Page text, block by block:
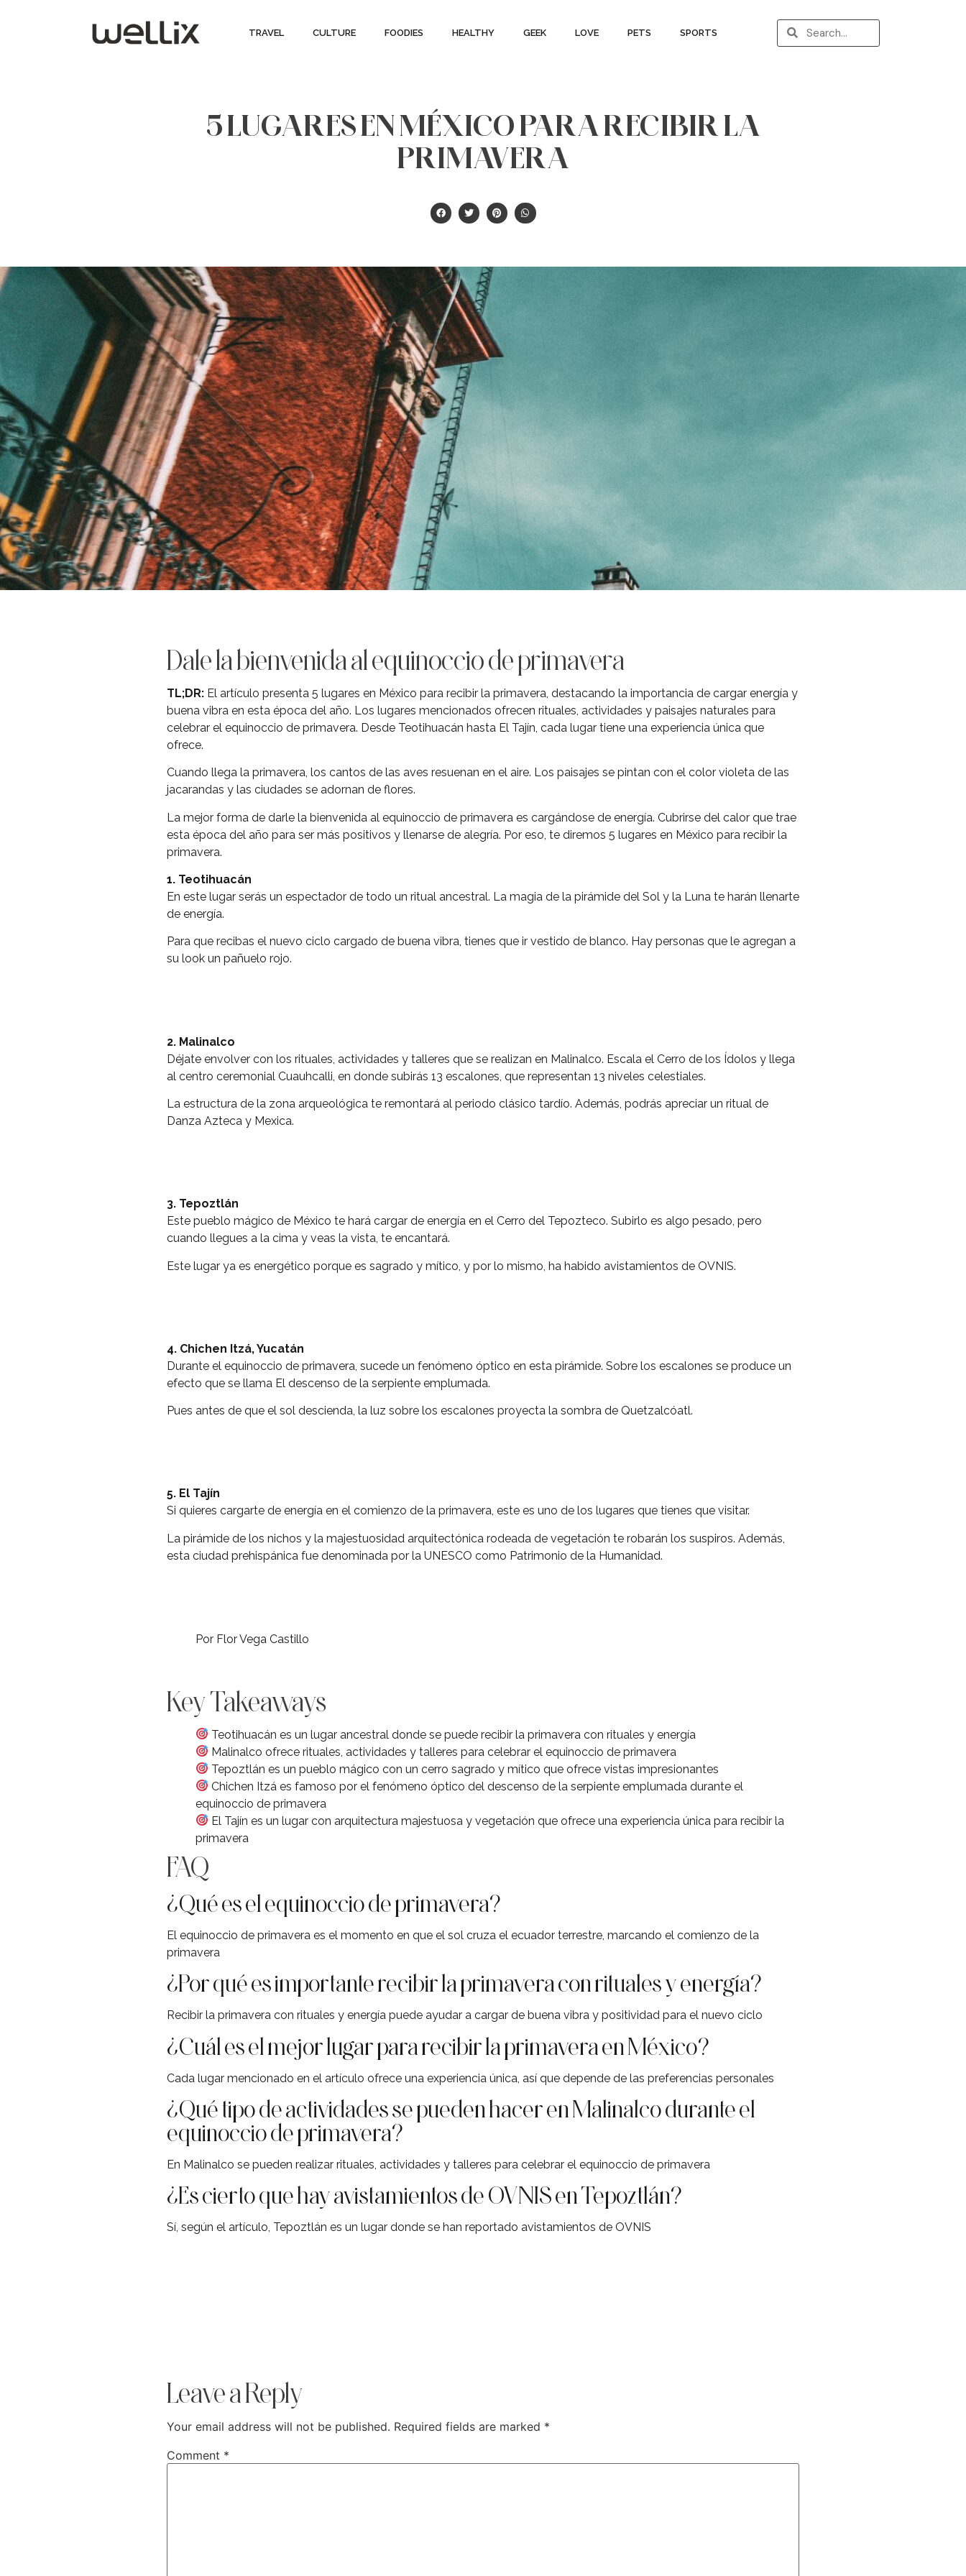
TRAVEL CULTURE FOODIES HEALTHY GEEK LOVE PETS SPORTS
5 LUGARES EN MÉXICO PARA RECIBIR LA
PRIMAVERA
Dale la bienvenida al equinoccio de primavera
TL;DR: El artículo presenta 5 lugares en México para recibir la primavera, destacando la importancia de cargar energía y
buena vibra en esta época del año. Los lugares mencionados ofrecen rituales, actividades y paisajes naturales para
celebrar el equinoccio de primavera. Desde Teotihuacán hasta El Tajín, cada lugar tiene una experiencia única que
ofrece.
Cuando llega la primavera, los cantos de las aves resuenan en el aire. Los paisajes se pintan con el color violeta de las
jacarandas y las ciudades se adornan de flores.
La mejor forma de darle la bienvenida al equinoccio de primavera es cargándose de energía. Cubrirse del calor que trae
esta época del año para ser más positivos y llenarse de alegría. Por eso, te diremos 5 lugares en México para recibir la
primavera.
1. Teotihuacán
En este lugar serás un espectador de todo un ritual ancestral. La magia de la pirámide del Sol y la Luna te harán llenarte
de energía.
Para que recibas el nuevo ciclo cargado de buena vibra, tienes que ir vestido de blanco. Hay personas que le agregan a
su look un pañuelo rojo.
2. Malinalco
Déjate envolver con los rituales, actividades y talleres que se realizan en Malinalco. Escala el Cerro de los Ídolos y llega
al centro ceremonial Cuauhcalli, en donde subirás 13 escalones, que representan 13 niveles celestiales.
La estructura de la zona arqueológica te remontará al periodo clásico tardío. Además, podrás apreciar un ritual de
Danza Azteca y Mexica.
3. Tepoztlán
Este pueblo mágico de México te hará cargar de energía en el Cerro del Tepozteco. Subirlo es algo pesado, pero
cuando llegues a la cima y veas la vista, te encantará.
Este lugar ya es energético porque es sagrado y mítico, y por lo mismo, ha habido avistamientos de OVNIS.
4. Chichen Itzá, Yucatán
Durante el equinoccio de primavera, sucede un fenómeno óptico en esta pirámide. Sobre los escalones se produce un
efecto que se llama El descenso de la serpiente emplumada.
Pues antes de que el sol descienda, la luz sobre los escalones proyecta la sombra de Quetzalcóatl.
5. El Tajín
Si quieres cargarte de energía en el comienzo de la primavera, este es uno de los lugares que tienes que visitar.
La pirámide de los nichos y la majestuosidad arquitectónica rodeada de vegetación te robarán los suspiros. Además,
esta ciudad prehispánica fue denominada por la UNESCO como Patrimonio de la Humanidad.
Por Flor Vega Castillo
Key Takeaways
Teotihuacán es un lugar ancestral donde se puede recibir la primavera con rituales y energía
Malinalco ofrece rituales, actividades y talleres para celebrar el equinoccio de primavera
Tepoztlán es un pueblo mágico con un cerro sagrado y mítico que ofrece vistas impresionantes
Chichen Itzá es famoso por el fenómeno óptico del descenso de la serpiente emplumada durante el
equinoccio de primavera
El Tajín es un lugar con arquitectura majestuosa y vegetación que ofrece una experiencia única para recibir la
primavera
FAQ
¿Qué es el equinoccio de primavera?
El equinoccio de primavera es el momento en que el sol cruza el ecuador terrestre, marcando el comienzo de la
primavera
¿Por qué es importante recibir la primavera con rituales y energía?
Recibir la primavera con rituales y energía puede ayudar a cargar de buena vibra y positividad para el nuevo ciclo
¿Cuál es el mejor lugar para recibir la primavera en México?
Cada lugar mencionado en el artículo ofrece una experiencia única, así que depende de las preferencias personales
¿Qué tipo de actividades se pueden hacer en Malinalco durante el
equinoccio de primavera?
En Malinalco se pueden realizar rituales, actividades y talleres para celebrar el equinoccio de primavera
¿Es cierto que hay avistamientos de OVNIS en Tepoztlán?
Sí, según el artículo, Tepoztlán es un lugar donde se han reportado avistamientos de OVNIS
Leave a Reply
Your email address will not be published. Required fields are marked *
Comment *